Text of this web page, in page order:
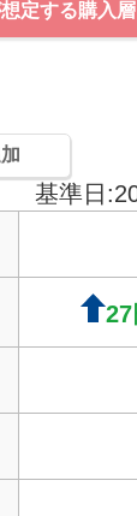
定する購入層